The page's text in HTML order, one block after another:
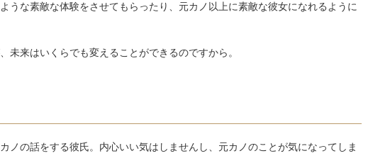
うな素敵な体験をさせてもらったり、元カノ以上に素敵な彼女になれるように
未来はいくらでも変えることができるのですから。
ノの話をする彼氏。内心いい気はしませんし、元カノのことが気になってしま